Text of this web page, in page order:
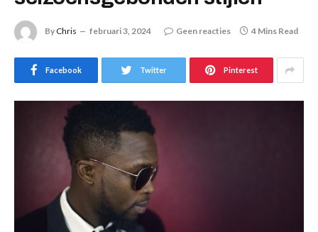
By Chris februari 3, 2024 Geen reacties 4 Mins Read
Facebook Twitter Pinterest